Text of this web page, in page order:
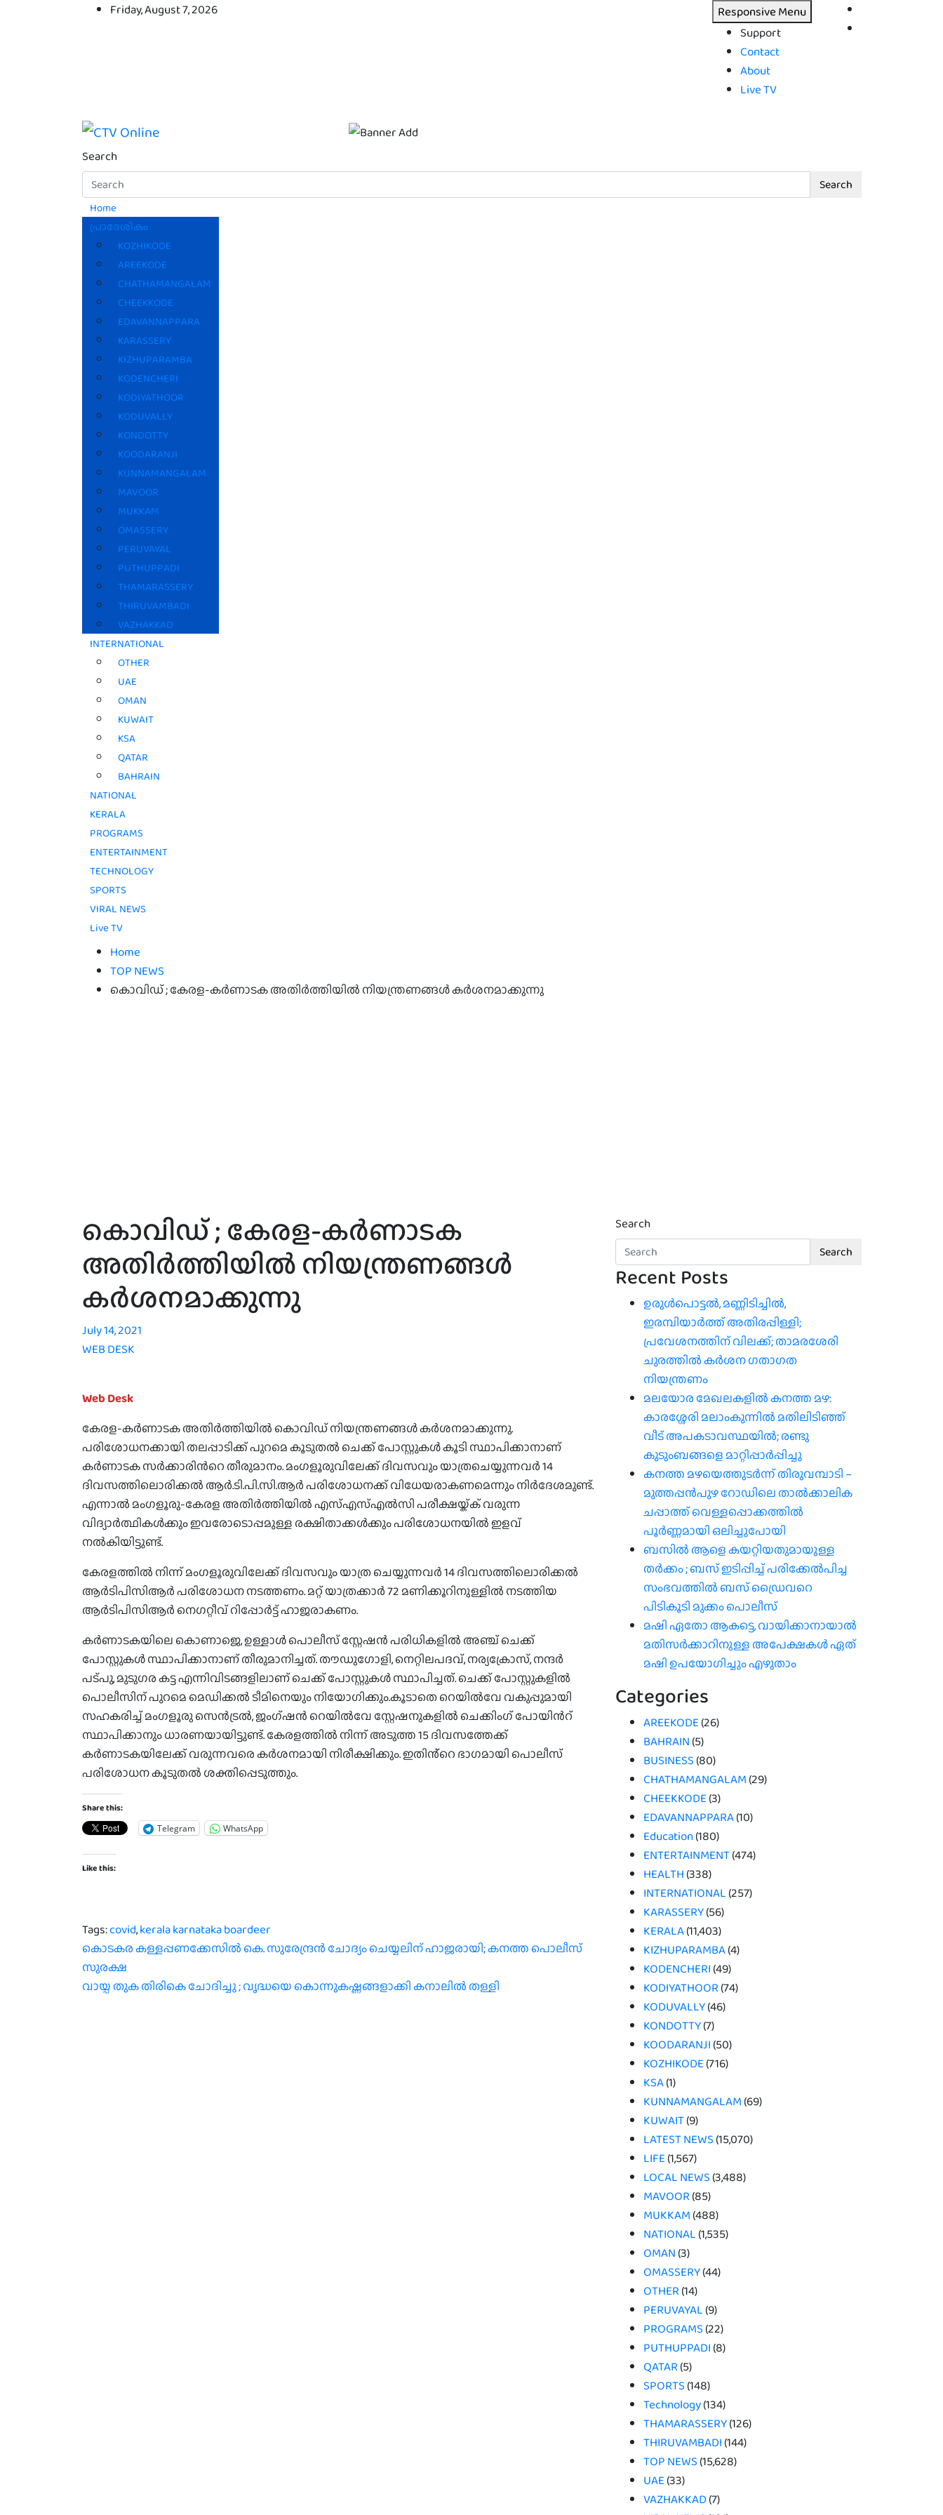
Friday, August 7, 2026
Responsive Menu
Support
Contact
About
Live TV
CTV Online
Search
Search
Home
പ്രാദേശികം
KOZHIKODE
AREEKODE
CHATHAMANGALAM
CHEEKKODE
EDAVANNAPPARA
KARASSERY
KIZHUPARAMBA
KODENCHERI
KODIYATHOOR
KODUVALLY
KONDOTTY
KOODARANJI
KUNNAMANGALAM
MAVOOR
MUKKAM
OMASSERY
PERUVAYAL
PUTHUPPADI
THAMARASSERY
THIRUVAMBADI
VAZHAKKAD
INTERNATIONAL
OTHER
UAE
OMAN
KUWAIT
KSA
QATAR
BAHRAIN
NATIONAL
KERALA
PROGRAMS
ENTERTAINMENT
TECHNOLOGY
SPORTS
VIRAL NEWS
Live TV
Home
TOP NEWS
കൊവിഡ് ; കേരള-കര്‍ണാടക അതിർത്തിയിൽ നിയന്ത്രണങ്ങള്‍ കർശനമാക്കുന്നു
കൊവിഡ് ; കേരള-കര്‍ണാടക
അതിർത്തിയിൽ നിയന്ത്രണങ്ങള്‍
കർശനമാക്കുന്നു
July 14, 2021
WEB DESK
Web Desk
കേരള-കര്‍ണാടക അതിർത്തിയിൽ കൊവിഡ് നിയന്ത്രണങ്ങള്‍ കർശനമാക്കുന്നു.
പരിശോധനക്കായി തലപ്പാടിക്ക് പുറമെ കൂടുതല്‍ ചെക്ക് പോസ്റ്റുകള്‍ കൂടി സ്ഥാപിക്കാനാണ്
കർണാടക സർക്കാരിന്‍റെ തീരുമാനം. മംഗളൂരുവിലേക്ക് ദിവസവും യാത്രചെയ്യുന്നവര്‍ 14
ദിവസത്തിലൊരിക്കല്‍ ആര്‍.ടി.പി.സി.ആര്‍ പരിശോധനക്ക് വിധേയരാകണമെന്നും നിർദേശമുണ്ട്.
എന്നാൽ മംഗളൂരു-കേരള അതിര്‍ത്തിയില്‍ എസ്എസ്എല്‍സി പരീക്ഷയ്ക്ക് വരുന്ന
വിദ്യാര്‍ത്ഥികൾക്കും ഇവരോടൊപ്പമുള്ള രക്ഷിതാക്കള്‍ക്കും പരിശോധനയിൽ ഇളവ്
നൽകിയിട്ടുണ്ട്.
കേരളത്തില്‍ നിന്ന് മംഗളൂരുവിലേക്ക് ദിവസവും യാത്ര ചെയ്യുന്നവര്‍ 14 ദിവസത്തിലൊരിക്കല്‍
ആര്‍ടിപിസിആര്‍ പരിശോധന നടത്തണം. മറ്റ് യാത്രക്കാർ 72 മണിക്കൂറിനുള്ളില്‍ നടത്തിയ
ആർടിപിസിആർ നെഗറ്റീവ് റിപ്പോർട്ട് ഹാജരാകണം.
കര്‍ണാടകയിലെ കൊണാജെ, ഉള്ളാള്‍ പൊലീസ് സ്റ്റേഷന്‍ പരിധികളില്‍ അഞ്ച് ചെക്ക്
പോസ്റ്റുകള്‍ സ്ഥാപിക്കാനാണ് തീരുമാനിച്ചത്. തൗഡുഗോളി, നെറ്റിലപദവ്, നര്യക്രോസ്, നന്ദര്‍
പട്പു, മുടുഗര കട്ട എന്നിവിടങ്ങളിലാണ് ചെക്ക് പോസ്റ്റുകള്‍ സ്ഥാപിച്ചത്. ചെക്ക് പോസ്റ്റുകളില്‍
പൊലീസിന് പുറമെ മെഡിക്കല്‍ ടീമിനെയും നിയോഗിക്കും.കൂടാതെ റെയില്‍വേ വകുപ്പുമായി
സഹകരിച്ച് മംഗളൂരു സെന്‍ട്രല്‍, ജംഗ്ഷന്‍ റെയില്‍വേ സ്റ്റേഷനുകളില്‍ ചെക്കിംഗ് പോയിന്‍റ്
സ്ഥാപിക്കാനും ധാരണയായിട്ടുണ്ട്. കേരളത്തിൽ നിന്ന് അടുത്ത 15 ദിവസത്തേക്ക്
കര്‍ണാടകയിലേക്ക് വരുന്നവരെ കര്‍ശനമായി നിരീക്ഷിക്കും. ഇതിൻ്റെ ഭാഗമായി പൊലീസ്
പരിശോധന കൂടുതല്‍ ശക്തിപ്പെടുത്തും.
Share this:
Telegram WhatsApp
Like this:
Tags:covid,kerala karnataka boardeer
Post
navigation
കൊടകര കള്ളപ്പണക്കേസില്‍ കെ. സുരേന്ദ്രന്‍ ചോദ്യം ചെയ്യലിന് ഹാജരായി; കനത്ത പൊലീസ്
സുരക്ഷ
വായ്പ തുക തിരികെ ചോദിച്ചു ; വൃദ്ധയെ കൊന്നുകഷ്ണങ്ങളാക്കി കനാലില്‍ തള്ളി
Search
Search
Recent Posts
ഉരുൾപൊട്ടൽ, മണ്ണിടിച്ചിൽ,
ഇരമ്പിയാര്‍ത്ത് അതിരപ്പിള്ളി;
പ്രവേശനത്തിന് വിലക്ക്; താമരശേരി
ചുരത്തില്‍ കര്‍ശന ഗതാഗത
നിയന്ത്രണം
മലയോര മേഖലകളിൽ കനത്ത മഴ:
കാരശ്ശേരി മലാംകുന്നിൽ മതിലിടിഞ്ഞ്
വീട് അപകടാവസ്ഥയിൽ; രണ്ടു
കുടുംബങ്ങളെ മാറ്റിപ്പാർപ്പിച്ചു
കനത്ത മഴയെത്തുടർന്ന് തിരുവമ്പാടി –
മുത്തപ്പൻപുഴ റോഡിലെ താൽക്കാലിക
ചപ്പാത്ത് വെള്ളപ്പൊക്കത്തിൽ
പൂർണ്ണമായി ഒലിച്ചുപോയി
ബസിൽ ആളെ കയറ്റിയതുമായുള്ള
തർക്കം ; ബസ് ഇടിപ്പിച്ച് പരിക്കേൽപിച്ച
സംഭവത്തിൽ ബസ് ഡ്രൈവറെ
പിടികൂടി മുക്കം പൊലീസ്
മഷി ഏതോ ആകട്ടെ, വായിക്കാനായാൽ
മതി​സർക്കാറിനുള്ള അപേക്ഷകൾ ഏത്
മഷി ഉപയോഗിച്ചും എഴുതാം
Categories
AREEKODE (26)
BAHRAIN (5)
BUSINESS (80)
CHATHAMANGALAM (29)
CHEEKKODE (3)
EDAVANNAPPARA(10)
Education(180)
ENTERTAINMENT(474)
HEALTH (338)
INTERNATIONAL (257)
KARASSERY(56)
KERALA(11,403)
KIZHUPARAMBA(4)
KODENCHERI (49)
KODIYATHOOR(74)
KODUVALLY(46)
KONDOTTY(7)
KOODARANJI (50)
KOZHIKODE (716)
KSA(1)
KUNNAMANGALAM (69)
KUWAIT(9)
LATEST NEWS (15,070)
LIFE (1,567)
LOCAL NEWS (3,488)
MAVOOR(85)
MUKKAM (488)
NATIONAL (1,535)
OMAN (3)
OMASSERY(44)
OTHER(14)
PERUVAYAL (9)
PROGRAMS (22)
PUTHUPPADI (8)
QATAR(5)
SPORTS (148)
Technology(134)
THAMARASSERY(126)
THIRUVAMBADI (144)
TOP NEWS (15,628)
UAE (33)
VAZHAKKAD(7)